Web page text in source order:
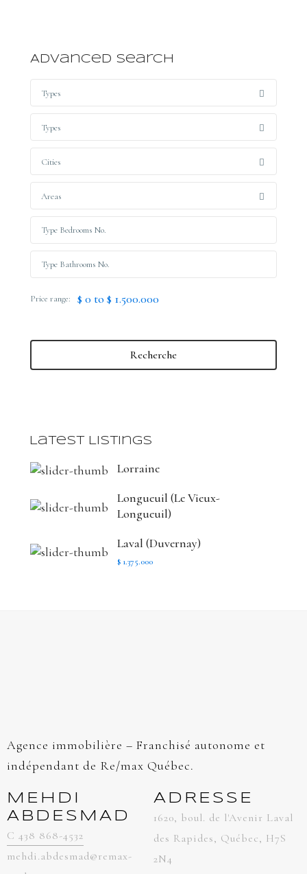
Advanced Search
Types
Types
Cities
Areas
Price range: $ 0 to $ 1.500.000
Recherche
Latest Listings
Lorraine
Longueuil (Le Vieux-
Longueuil)
Laval (Duvernay)
$ 1.375.000
Agence immobilière – Franchisé autonome et
indépendant de Re/max Québec.
MEHDI
ABDESMAD
C 438 868-4532
mehdi.abdesmad@remax-
ADRESSE
1620, boul. de l'Avenir Laval
des Rapides, Québec, H7S
2N4